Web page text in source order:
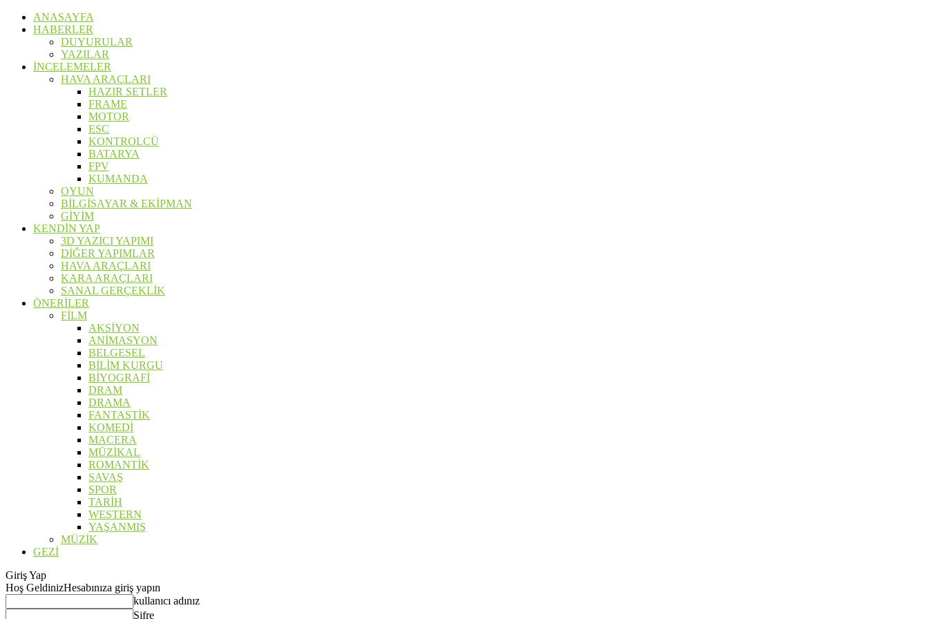
ANASAYFA
HABERLER
DUYURULAR
YAZILAR
İNCELEMELER
HAVA ARAÇLARI
HAZIR SETLER
FRAME
MOTOR
ESC
KONTROLCÜ
BATARYA
FPV
KUMANDA
OYUN
BİLGİSAYAR & EKİPMAN
GİYİM
KENDİN YAP
3D YAZICI YAPIMI
DİĞER YAPIMLAR
HAVA ARAÇLARI
KARA ARAÇLARI
SANAL GERÇEKLİK
ÖNERİLER
FİLM
AKSİYON
ANİMASYON
BELGESEL
BİLİM KURGU
BİYOGRAFİ
DRAM
DRAMA
FANTASTİK
KOMEDİ
MACERA
MÜZİKAL
ROMANTİK
SAVAŞ
SPOR
TARİH
WESTERN
YAŞANMIŞ
MÜZİK
GEZİ
Giriş Yap
Hoş GeldinizHesabınıza giriş yapın
kullanıcı adınız
Şifre